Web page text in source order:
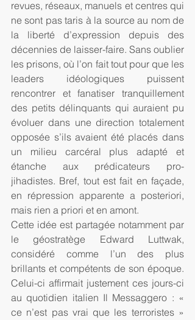
revues, réseaux, manuels et centres qui
ne sont pas taris à la source au nom de
la liberté d’expression depuis des
décennies de laisser-faire. Sans oublier
les prisons, où l’on fait tout pour que les
leaders idéologiques puissent
rencontrer et fanatiser tranquillement
des petits délinquants qui auraient pu
évoluer dans une direction totalement
opposée s’ils avaient été placés dans
un milieu carcéral plus adapté et
étanche aux prédicateurs pro-
jihadistes. Bref, tout est fait en façade,
en répression apparente a posteriori,
mais rien a priori et en amont.
Cette idée est partagée notamment par
le géostratège Edward Luttwak,
considéré comme l’un des plus
brillants et compétents de son époque.
Celui-ci affirmait justement ces jours-ci
au quotidien italien Il Messaggero : «
ce n’est pas vrai que les terroristes »